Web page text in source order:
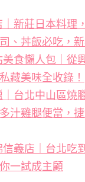
新莊日本料理
、丼飯必吃，
食懶人包｜從
藏美味全收錄！
台北中山區燒
汁雞腿便當，
義店｜台北吃
一試成主顧